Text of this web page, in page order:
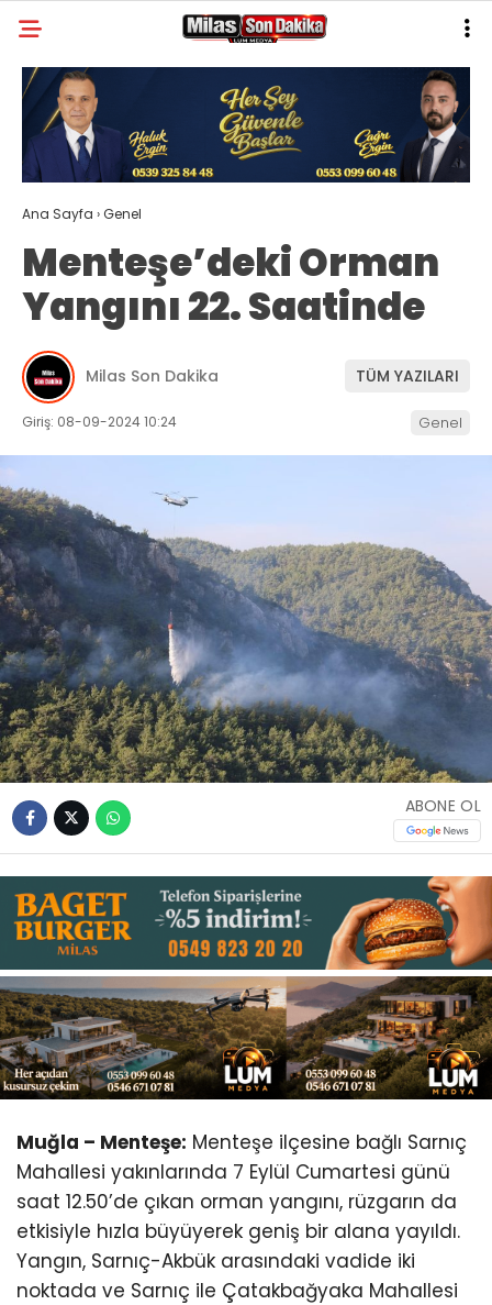
WhatsApp
İhbar Hattı
Facebook
Instagram
Youtube
29.4
GALERİ YAZARLAR
MILAS
MUĞLA’DAN
ASAYIŞ
GÜNDEM
EKONOMI
SPOR
GENEL
İLETIŞIM
KÜNYE
Ana Sayfa ›Genel
Menteşe’deki Orman
Yangını 22. Saatinde
Milas Son Dakika TÜM YAZILARI
Giriş: 08-09-2024 10:24 Genel
ABONE OL
Muğla – Menteşe: Menteşe ilçesine bağlı Sarnıç
Mahallesi yakınlarında 7 Eylül Cumartesi günü
saat 12.50’de çıkan orman yangını, rüzgarın da
etkisiyle hızla büyüyerek geniş bir alana yayıldı.
Yangın, Sarnıç-Akbük arasındaki vadide iki
noktada ve Sarnıç ile Çatakbağyaka Mahallesi